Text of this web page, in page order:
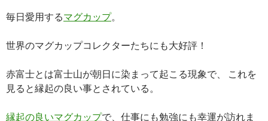
毎日愛用するマグカップ。
世界のマグカップコレクターたちにも大好評！
赤富士とは富士山が朝日に染まって起こる現象で、 これを
見ると縁起の良い事とされている。
縁起の良いマグカップで、仕事にも勉強にも幸運が訪れま